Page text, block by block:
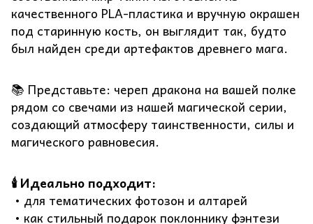
качественного PLA-пластика и вручную окрашен
под старинную кость, он выглядит так, будто
был найден среди артефактов древнего мага.
📚 Представьте: череп дракона на вашей полке
рядом со свечами из нашей магической серии,
создающий атмосферу таинственности, силы и
магического равновесия.
🕯️ Идеально подходит:
• для тематических фотозон и алтарей
• как стильный подарок поклоннику фэнтези